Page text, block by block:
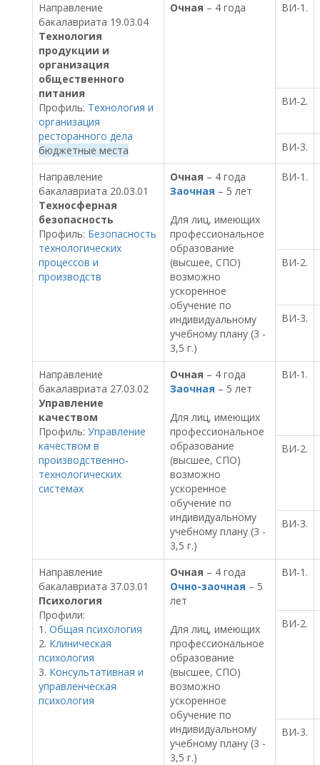
Направление
бакалавриата 19.03.04
Технология
продукции и
организация
общественного
питания
Профиль: Технология и
организация
ресторанного дела
бюджетные места
Очная – 4 года ВИ-1.
ВИ-2.
ВИ-3.
Направление
бакалавриата 20.03.01
Техносферная
безопасность
Профиль: Безопасность
технологических
процессов и
производств
Очная – 4 года
Заочная – 5 лет
Для лиц, имеющих
профессиональное
образование
(высшее, СПО)
возможно
ускоренное
обучение по
индивидуальному
учебному плану (3 -
3,5 г.)
ВИ-1.
ВИ-2.
ВИ-3.
Направление
бакалавриата 27.03.02
Управление
качеством
Профиль: Управление
качеством в
производственно-
технологических
системах
Очная – 4 года
Заочная – 5 лет
Для лиц, имеющих
профессиональное
образование
(высшее, СПО)
возможно
ускоренное
обучение по
индивидуальному
учебному плану (3 -
3,5 г.)
ВИ-1.
ВИ-2.
ВИ-3.
Направление
бакалавриата 37.03.01
Психология
Профили:
1. Общая психология
2. Клиническая
психология
3. Консультативная и
управленческая
психология
Очная – 4 года
Очно-заочная – 5
лет
Для лиц, имеющих
профессиональное
образование
(высшее, СПО)
возможно
ускоренное
обучение по
индивидуальному
учебному плану (3 -
3,5 г.)
ВИ-1.
ВИ-2.
ВИ-3.